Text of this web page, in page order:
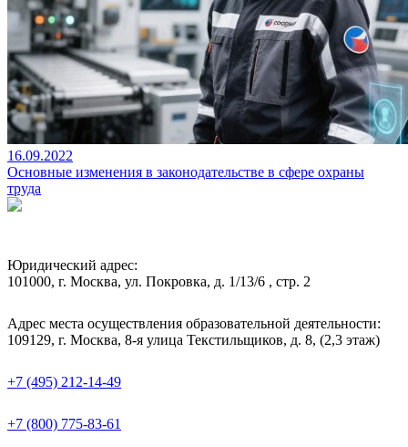
16.09.2022
Основные изменения в законодательстве в сфере охраны
труда
Юридический адрес:
101000, г. Москва, ул. Покровка, д. 1/13/6 , стр. 2
Адрес места осуществления образовательной деятельности:
109129, г. Москва, 8-я улица Текстильщиков, д. 8, (2,3 этаж)
+7 (495) 212-14-49
+7 (800) 775-83-61